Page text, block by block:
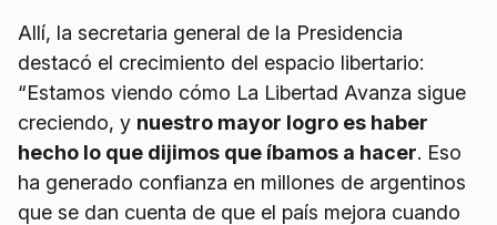
Allí, la secretaria general de la Presidencia
destacó el crecimiento del espacio libertario:
“Estamos viendo cómo La Libertad Avanza sigue
creciendo, y nuestro mayor logro es haber
hecho lo que dijimos que íbamos a hacer. Eso
ha generado confianza en millones de argentinos
que se dan cuenta de que el país mejora cuando